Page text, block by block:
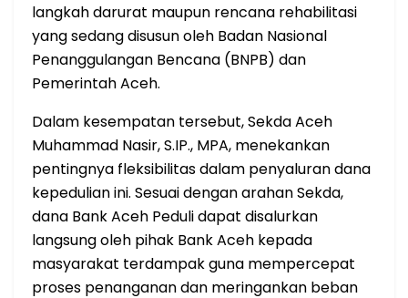
langkah darurat maupun rencana rehabilitasi
yang sedang disusun oleh Badan Nasional
Penanggulangan Bencana (BNPB) dan
Pemerintah Aceh.
​​Dalam kesempatan tersebut, Sekda Aceh
Muhammad Nasir, S.IP., MPA, menekankan
pentingnya fleksibilitas dalam penyaluran dana
kepedulian ini. Sesuai dengan arahan Sekda,
dana Bank Aceh Peduli dapat disalurkan
langsung oleh pihak Bank Aceh kepada
masyarakat terdampak guna mempercepat
proses penanganan dan meringankan beban